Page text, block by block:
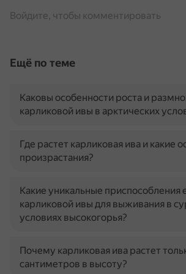
Войдите, чтобы комментировать
Ещё по теме
Каковы особенности роста и
карликовой ивы в арктических
Где растет карликовая ива и какие
произрастания?
Какие уникальные приспособления
карликовой ивы для выживания в
условиях высокогорья?
Почему карликовая ива растет
сантиметров в высоту?